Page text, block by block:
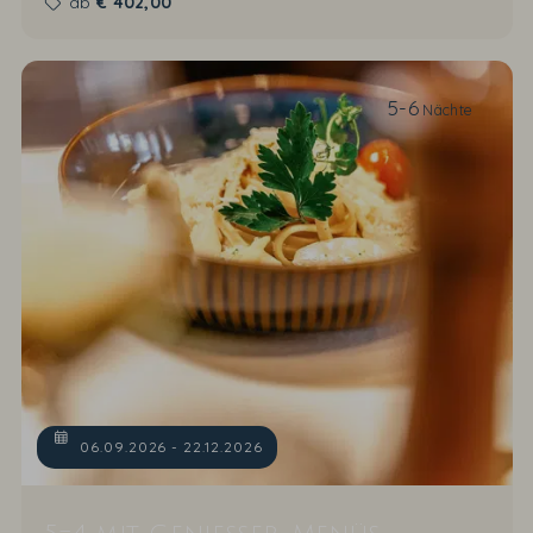
5-6 Nächte
06.09.2026 - 22.12.2026